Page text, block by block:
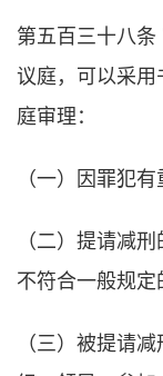
第五百三十八
议庭，可以采用
庭审理：
（一）因罪犯
（二）提请减
不符合一般
（三）被提请